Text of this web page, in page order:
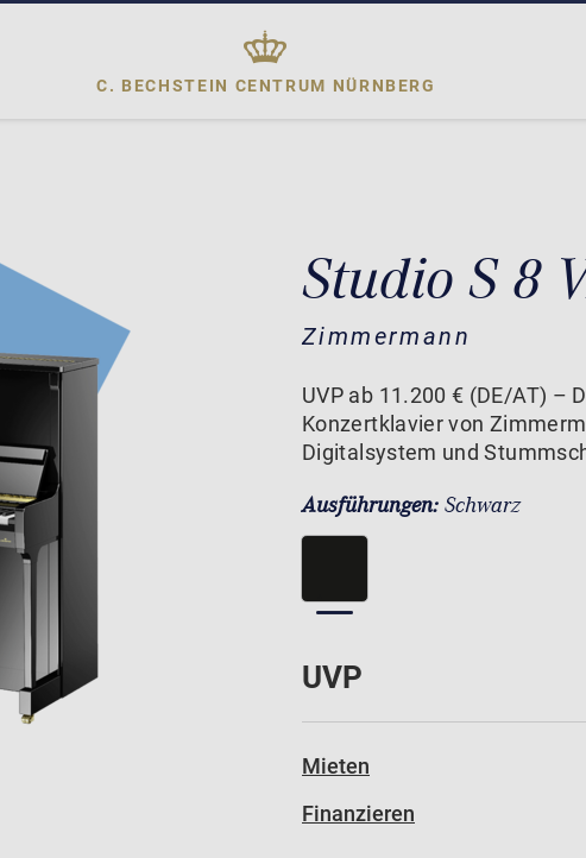
C. BECHSTEIN CENTRUM NÜRNBERG
Studio S 8
Zimmermann
UVP ab 11.200 € (DE/AT) –
Konzertklavier von
Digitalsystem und
Ausführungen: Schwarz
UVP
Mieten
Finanzieren